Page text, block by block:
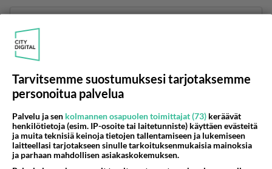
Takaisin ylös
LUETUIMMAT KESKUSTELUT
PÄIVÄ VIIKKO KUUKAUSI
Tarvitsemme suostumuksesi tarjotaksemme
personoitua palvelua
Palvelu ja sen kolmannen osapuolen toimittajat (73) keräävät
henkilötietoja (esim. IP-osoite tai laitetunniste) käyttäen evästeitä
ja muita teknisiä keinoja tietojen tallentamiseen ja lukemiseen
laitteellasi tarjotakseen sinulle tarkoituksenmukaisia mainoksia
ja parhaan mahdollisen asiakaskokemuksen.